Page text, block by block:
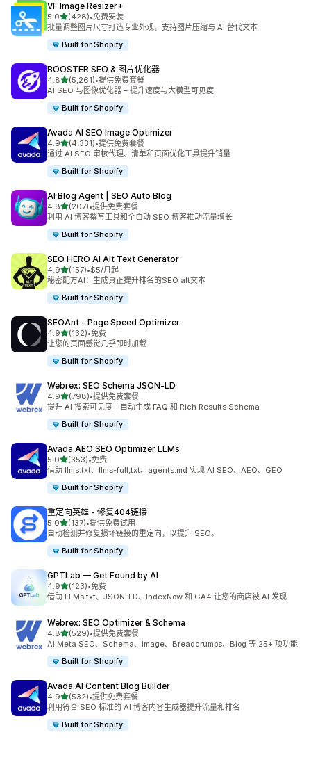
VF Image Resizer+
5.0星（满分 5 星）
(428)
总共 428 条评论
•免费安装
批量调整图片尺寸打造专业外观，支持图片压缩与 AI 替代文本
Built for Shopify
BOOSTER SEO & 图片优化器
4.8星（满分 5 星）
(5,261)
总共 5261 条评论
•提供免费套餐
AI SEO 与图像优化器 – 提升速度与大模型可见度
Built for Shopify
Avada AI SEO Image Optimizer
4.9星（满分 5 星）
(4,331)
总共 4331 条评论
•提供免费套餐
通过 AI SEO 审核代理、清单和页面优化工具提升销量
Built for Shopify
AI Blog Agent | SEO Auto Blog
4.8星（满分 5 星）
(207)
总共 207 条评论
•提供免费套餐
利用 AI 博客撰写工具和全自动 SEO 博客推动流量增长
Built for Shopify
SEO HERO AI Alt Text Generator
4.9星（满分 5 星）
(157)
总共 157 条评论
•$5/月起
秘密配方AI：生成真正提升排名的SEO alt文本
Built for Shopify
SEOAnt ‑ Page Speed Optimizer
4.9星（满分 5 星）
(132)
总共 132 条评论
•免费
让您的页面感觉几乎即时加载
Built for Shopify
Webrex: SEO Schema JSON‑LD
4.9星（满分 5 星）
(798)
总共 798 条评论
•提供免费套餐
提升 AI 搜索可见度—自动生成 FAQ 和 Rich Results Schema
Built for Shopify
Avada AEO SEO Optimizer LLMs
5.0星（满分 5 星）
(353)
总共 353 条评论
•免费
借助 llms.txt、llms-full,txt、agents.md 实现 AI SEO、AEO、GEO
Built for Shopify
重定向英雄 ‑ 修复404链接
5.0星（满分 5 星）
(137)
总共 137 条评论
•提供免费试用
自动检测并修复损坏链接的重定向，以提升 SEO。
Built for Shopify
GPTLab — Get Found by AI
4.9星（满分 5 星）
(123)
总共 123 条评论
•免费
借助 LLMs.txt、JSON-LD、IndexNow 和 GA4 让您的商店被 AI 发现
Webrex: SEO Optimizer & Schema
4.8星（满分 5 星）
(529)
总共 529 条评论
•提供免费套餐
AI Meta SEO、Schema、Image、Breadcrumbs、Blog 等 25+ 项功能
Built for Shopify
Avada AI Content Blog Builder
4.9星（满分 5 星）
(532)
总共 532 条评论
•提供免费套餐
利用符合 SEO 标准的 AI 博客内容生成器提升流量和排名
Built for Shopify